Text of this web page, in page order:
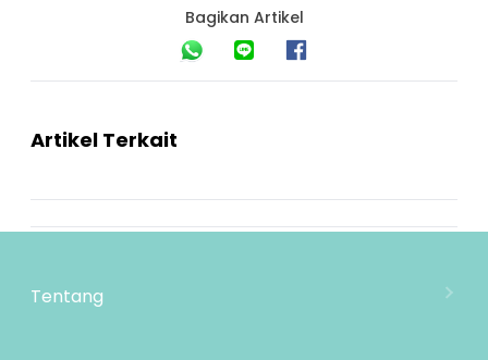
Bagikan Artikel
Artikel Terkait
Tentang